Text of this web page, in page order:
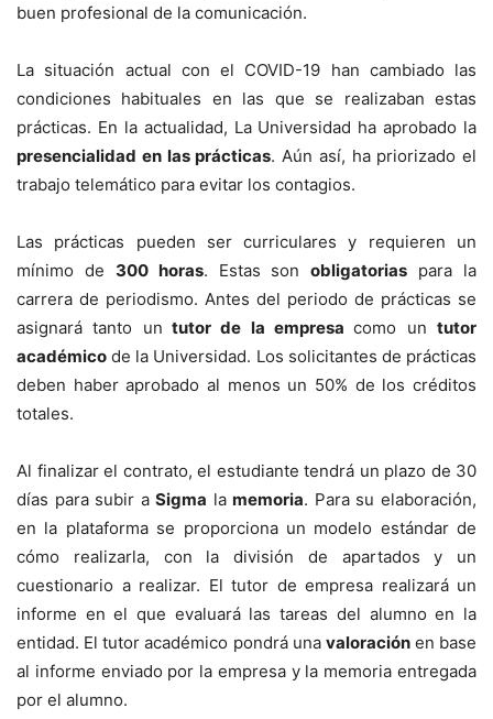
buen profesional de la comunicación.
La situación actual con el COVID-19 han cambiado las
condiciones habituales en las que se realizaban estas
prácticas. En la actualidad, La Universidad ha aprobado la
presencialidad en las prácticas. Aún así, ha priorizado el
trabajo telemático para evitar los contagios.
Las prácticas pueden ser curriculares y requieren un
mínimo de 300 horas. Estas sonobligatorias para la
carrera de periodismo. Antes del periodo de prácticas se
asignará tanto un tutor de la empresacomo untutor
académico de la Universidad. Los solicitantes de prácticas
deben haber aprobado al menos un 50% de los créditos
totales.
Al finalizar el contrato, el estudiante tendrá un plazo de 30
días para subir aSigma lamemoria. Para su elaboración,
en la plataforma se proporciona un modelo estándar de
cómo realizarla, con la división de apartados y un
cuestionario a realizar. El tutor de empresa realizará un
informe en el que evaluará las tareas del alumno en la
entidad. El tutor académico pondrá una valoraciónen base
al informe enviado por la empresa y la memoria entregada
por el alumno.